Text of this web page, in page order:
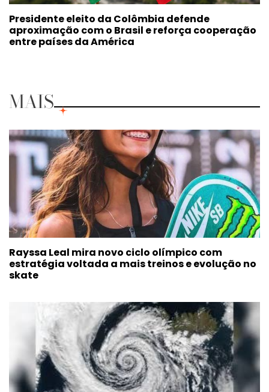
Presidente eleito da Colômbia defende
aproximação com o Brasil e reforça cooperação
entre países da América
MAIS
Rayssa Leal mira novo ciclo olímpico com
estratégia voltada a mais treinos e evolução no
skate